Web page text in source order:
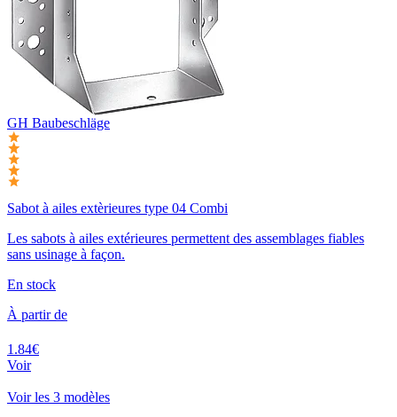
GH Baubeschläge
Sabot à ailes extèrieures type 04 Combi
Les sabots à ailes extérieures permettent des assemblages fiables
sans usinage à façon.
En stock
À partir de
1.84€
Voir
Voir les 3 modèles